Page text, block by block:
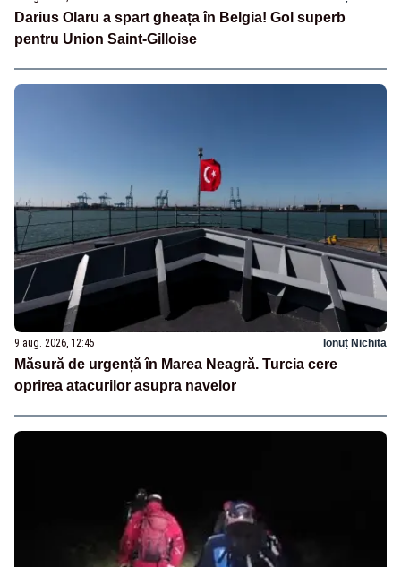
Darius Olaru a spart gheața în Belgia! Gol superb
pentru Union Saint-Gilloise
9 aug. 2026, 12:45 Ionuț Nichita
Măsură de urgență în Marea Neagră. Turcia cere
oprirea atacurilor asupra navelor